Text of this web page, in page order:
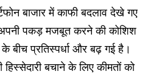
बाजार में काफी बदलाव देखे गए
पकड़ मजबूत करने की कोशिश
बीच प्रतिस्पर्धा और बढ़ गई है।
बचाने के लिए कीमतों को